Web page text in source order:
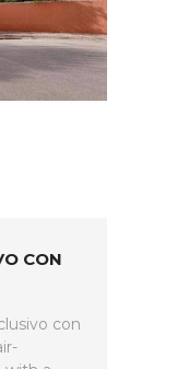
CON
con